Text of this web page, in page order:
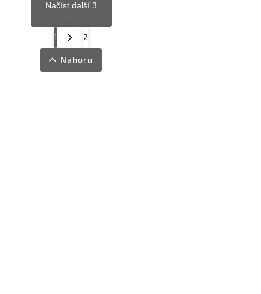
Načíst další 3
1 2
Nahoru